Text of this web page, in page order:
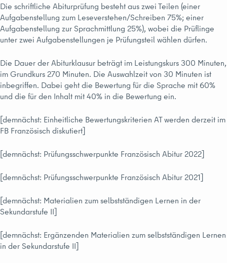
Die schriftliche Abiturprüfung besteht aus zwei Teilen (einer
Aufgabenstellung zum Leseverstehen/Schreiben 75%; einer
Aufgabenstellung zur Sprachmittlung 25%), wobei die Prüflinge
unter zwei Aufgabenstellungen je Prüfungsteil wählen dürfen.
Die Dauer der Abiturklausur beträgt im Leistungskurs 300 Minuten,
im Grundkurs 270 Minuten. Die Auswahlzeit von 30 Minuten ist
inbegriffen. Dabei geht die Bewertung für die Sprache mit 60%
und die für den Inhalt mit 40% in die Bewertung ein.
[demnächst: Einheitliche Bewertungskriterien AT werden derzeit im
FB Französisch diskutiert]
[demnächst: Prüfungsschwerpunkte Französisch Abitur 2022]
[demnächst: Prüfungsschwerpunkte Französisch Abitur 2021]
[demnächst: Materialien zum selbstständigen Lernen in der
Sekundarstufe II]
[demnächst: Ergänzenden Materialien zum selbstständigen Lernen
in der Sekundarstufe II]